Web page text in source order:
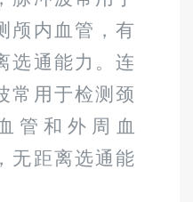
颅内血管，有
选通能力。连
常用于检测颈
管和外周血
无距离选通能